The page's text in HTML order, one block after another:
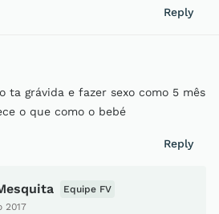
Reply
ta grávida e fazer sexo como 5 mês
o que como o bebé
Reply
2017
Equipe FV